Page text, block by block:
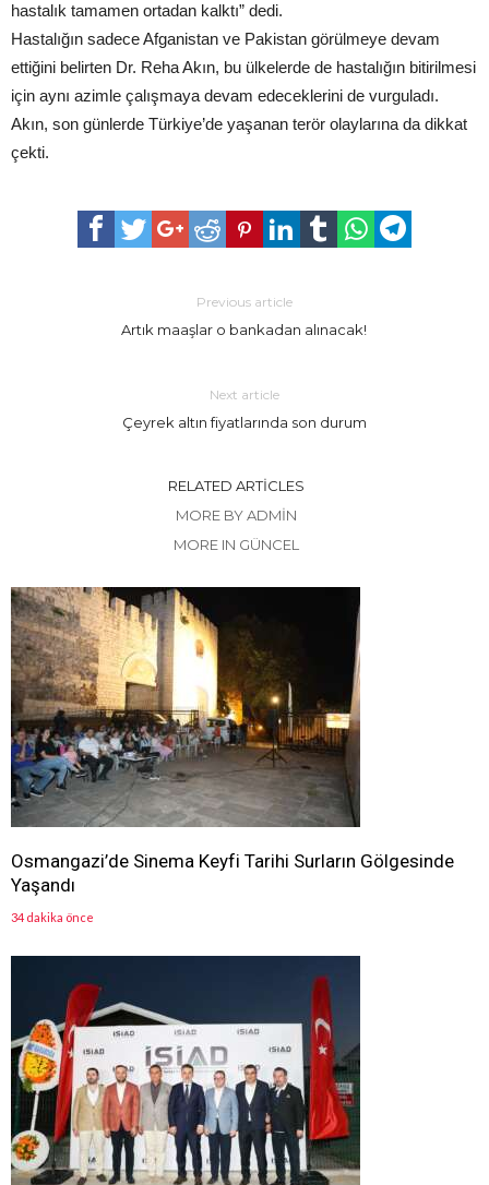
hastalık tamamen ortadan kalktı” dedi.
Hastalığın sadece Afganistan ve Pakistan görülmeye devam
ettiğini belirten Dr. Reha Akın, bu ülkelerde de hastalığın bitirilmesi
için aynı azimle çalışmaya devam edeceklerini de vurguladı.
Akın, son günlerde Türkiye’de yaşanan terör olaylarına da dikkat
çekti.
Previous article
Artık maaşlar o bankadan alınacak!
Next article
Çeyrek altın fiyatlarında son durum
RELATED ARTICLES
MORE BY ADMIN
MORE IN GÜNCEL
Osmangazi’de Sinema Keyfi Tarihi Surların Gölgesinde
Yaşandı
34 dakika önce